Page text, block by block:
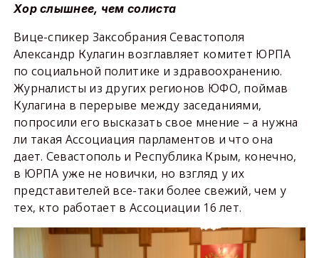
Хор слышнее, чем солиста
Вице-спикер Заксобрания Севастополя
Александр Кулагин возглавляет комитет ЮРПА
по социальной политике и здравоохранению.
Журналисты из других регионов ЮФО, поймав
Кулагина в перерыве между заседаниями,
попросили его высказать свое мнение – а нужна
ли такая Ассоциация парламентов и что она
дает. Севастополь и Республика Крым, конечно,
в ЮРПА уже не новички, но взгляд у их
представителей все-таки более свежий, чем у
тех, кто работает в Ассоциации 16 лет.